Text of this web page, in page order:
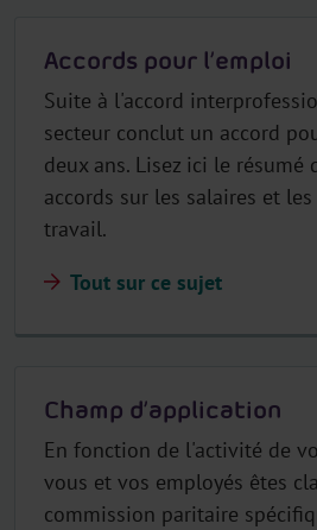
Accords pour l’emploi
Suite à l'accord
secteur conclut un accord
deux ans. Lisez ici le résumé
accords sur les salaires et
travail.
Tout sur ce sujet
Champ d’application
En fonction de l'activité de
vous et vos employés êtes
commission paritaire